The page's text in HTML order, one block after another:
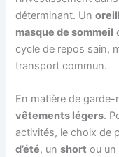
déterminant. Un
masque de sommeil
cycle de repos sain,
transport commun.
En matière de
vêtements légers.
activités, le choix de
d’été, unshort ou un